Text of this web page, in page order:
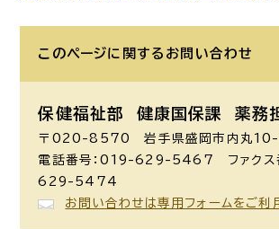
このページに関する お問い合わせ
保健福祉部 健康国保課 薬務
〒020-8570 岩手県盛岡市内丸10-
電話番号：019-629-5467 ファクス
629-5474
お問い合わせは専用フォームをご利